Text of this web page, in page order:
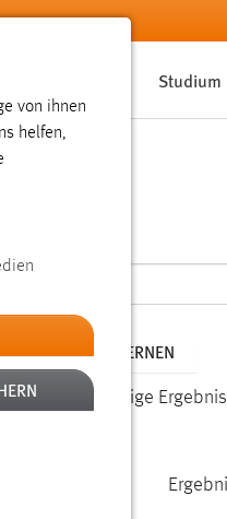
Studium
ALLE FILTER ENTFERNEN
gefunden. Zeige
von ihnen
helfen,